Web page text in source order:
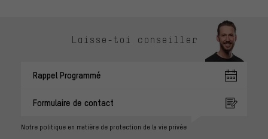
Laisse-toi conseiller
Rappel Programmé
Formulaire de contact
Notre politique en matière de protection de la vie privée